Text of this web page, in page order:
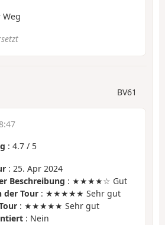
BV61
: 4.7 / 5
: 25. Apr 2024
Beschreibung : ★★★★☆ Gut
der Tour : ★★★★★ Sehr gut
: ★★★★★ Sehr gut
: Nein